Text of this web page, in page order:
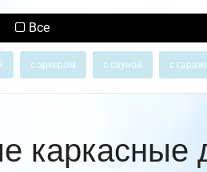
Все
с эркером с сауной с
каркасные